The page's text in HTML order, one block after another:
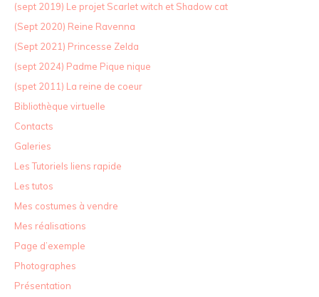
(sept 2019) Le projet Scarlet witch et Shadow cat
(Sept 2020) Reine Ravenna
(Sept 2021) Princesse Zelda
(sept 2024) Padme Pique nique
(spet 2011) La reine de coeur
Bibliothèque virtuelle
Contacts
Galeries
Les Tutoriels liens rapide
Les tutos
Mes costumes à vendre
Mes réalisations
Page d’exemple
Photographes
Présentation